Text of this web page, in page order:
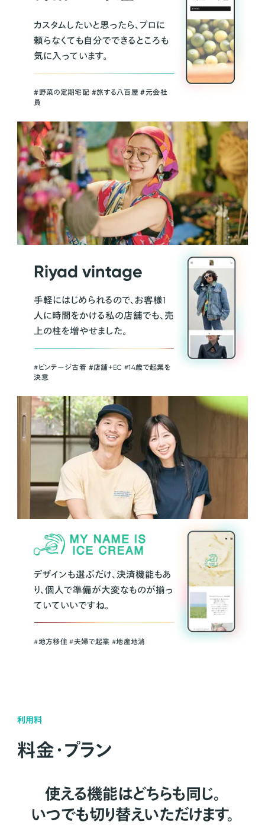
カスタムしたいと思ったら、プロに
頼らなくても自分でできるところも
気に入っています。
＃野菜の定期宅配 ＃旅する八百屋 ＃元会社
員
Riyad vintage
手軽にはじめられるので、お客様1
人に時間をかける私の店舗でも、売
上の柱を増やせました。
#ビンテージ古着 ＃店舗＋EC #14歳で起業を
決意
デザインも選ぶだけ、決済機能もあ
り、個人で準備が大変なものが揃っ
ていていいですね。
#地方移住 #夫婦で起業 #地産地消
利用料
料金・プラン
使える機能はどちらも同じ。
いつでも切り替えいただけます。